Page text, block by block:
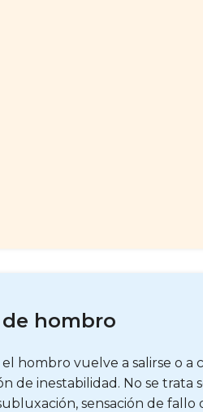
hombro
hombro vuelve a salirse o a
de inestabilidad. No se
sensación de